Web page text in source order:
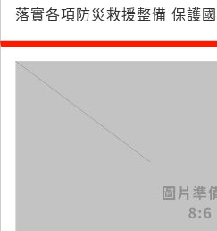
落實各項防災救援整備 保護